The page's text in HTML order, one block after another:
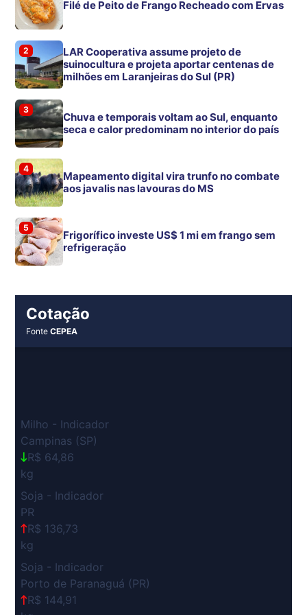
Filé de Peito de Frango Recheado com Ervas
2
LAR Cooperativa assume projeto de
suinocultura e projeta aportar centenas de
milhões em Laranjeiras do Sul (PR)
3
Chuva e temporais voltam ao Sul, enquanto
seca e calor predominam no interior do país
4
Mapeamento digital vira trunfo no combate
aos javalis nas lavouras do MS
5
Frigorífico investe US$ 1 mi em frango sem
refrigeração
Cotação
FonteCEPEA
Milho - Indicador
Campinas (SP)
R$ 64,86
kg
Soja - Indicador
PR
R$ 136,73
kg
Soja - Indicador
Porto de Paranaguá (PR)
R$ 144,91